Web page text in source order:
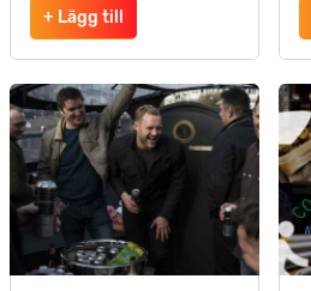
+ Lägg till